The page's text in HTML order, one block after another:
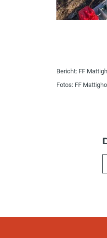
Bericht: FF
Fotos: FF